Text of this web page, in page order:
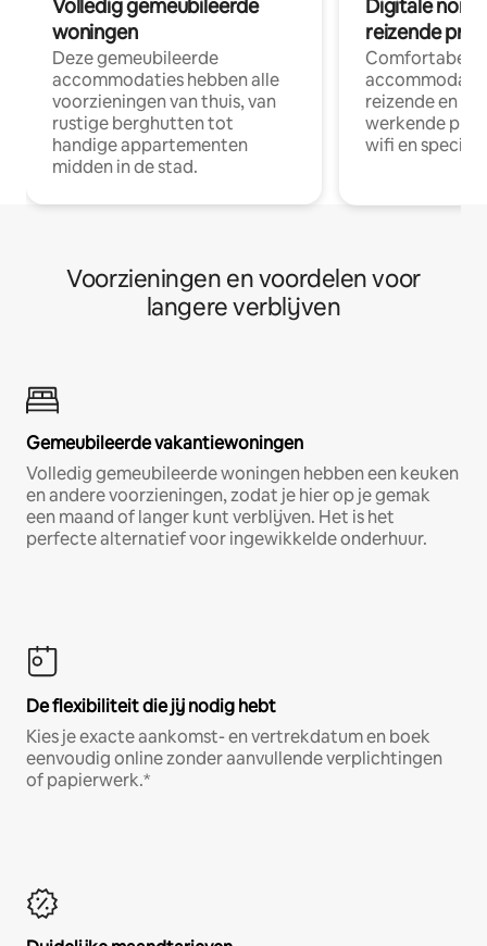
Volledig gemeubileerde
woningen
Deze gemeubileerde
accommodaties hebben alle
voorzieningen van thuis, van
rustige berghutten tot
handige appartementen
midden in de stad.
Digitale
reizende
Comfortabele
reizende en
werkende
wifi en
Voorzieningen en voordelen voor
langere verblijven
Gemeubileerde vakantiewoningen
Volledig gemeubileerde woningen hebben een keuken
en andere voorzieningen, zodat je hier op je gemak
een maand of langer kunt verblijven. Het is het
perfecte alternatief voor ingewikkelde onderhuur.
De flexibiliteit die jij nodig hebt
Kies je exacte aankomst- en vertrekdatum en boek
eenvoudig online zonder aanvullende verplichtingen
of papierwerk.*